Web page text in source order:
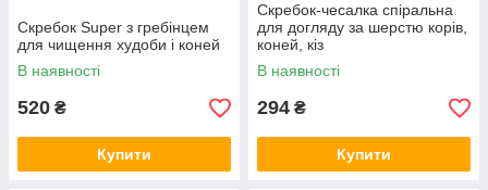
Скребок Super з гребінцем
для чищення худоби і коней
В наявності
520 ₴
Купити
Скребок-чесалка спіральна
для догляду за шерстю корів,
коней, кіз
В наявності
294 ₴
Купити